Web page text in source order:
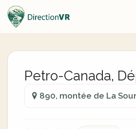
Petro-Canada,
890, montée de La